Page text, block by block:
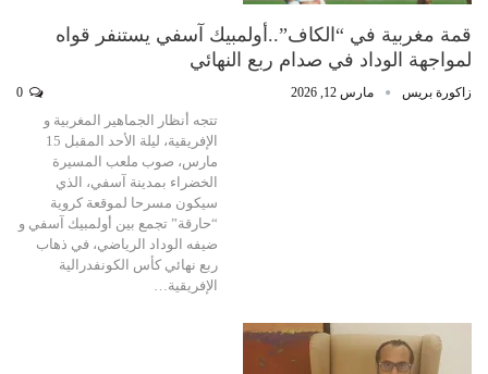
قمة مغربية في “الكاف”..أولمبيك آسفي يستنفر قواه
لمواجهة الوداد في صدام ربع النهائي
زاكورة بريس مارس 12, 2026
تتجه أنظار الجماهير المغربية و
الإفريقية، ليلة الأحد المقبل 15
مارس، صوب ملعب المسيرة
الخضراء بمدينة آسفي، الذي
سيكون مسرحا لموقعة كروية
“حارقة” تجمع بين أولمبيك آسفي و
ضيفه الوداد الرياضي، في ذهاب
ربع نهائي كأس الكونفدرالية
الإفريقية…